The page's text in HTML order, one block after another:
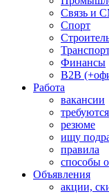
Связь и
Спорт
Финансы
B2B
Работа
вакансии
резюме
ищу
правила
способы
Объявления
акции,